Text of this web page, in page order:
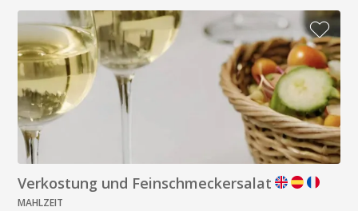
Verkostung und Feinschmeckersalat
MAHLZEIT